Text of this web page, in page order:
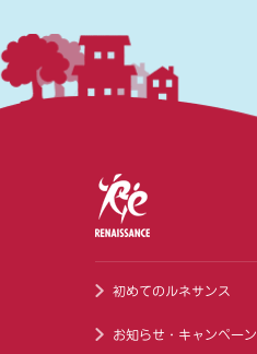
初めてのルネサンス
お知らせ・キャンペーン